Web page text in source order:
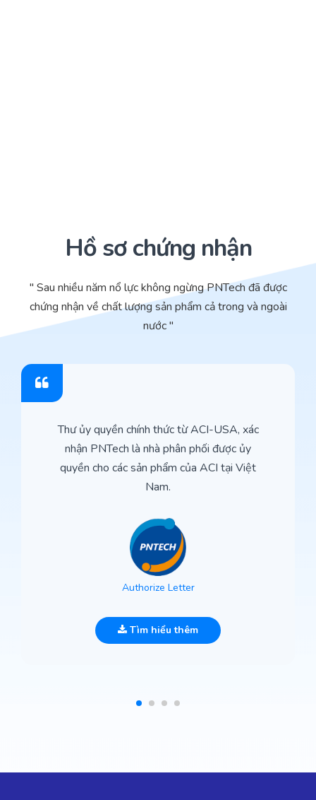
Hồ sơ chứng nhận
" Sau nhiều năm nổ lực không ngừng PNTech đã được
chứng nhận về chất lượng sản phẩm cả trong và ngoài
nước "
Thư ủy quyền chính thức từ ACI-USA, xác
nhận PNTech là nhà phân phối được ủy
quyền cho các sản phẩm của ACI tại Việt
Nam.
Authorize Letter
Tìm hiểu thêm